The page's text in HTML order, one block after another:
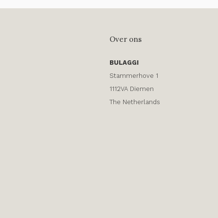
Over ons
BULAGGI
Stammerhove 1
1112VA Diemen
The Netherlands